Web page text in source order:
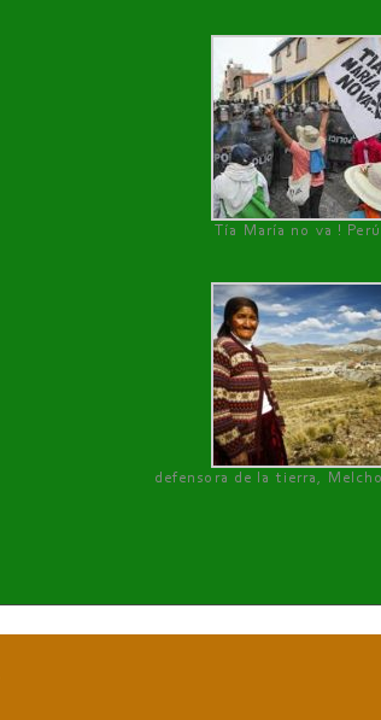
Tía María no va ! Perú
defensora de la tierra,